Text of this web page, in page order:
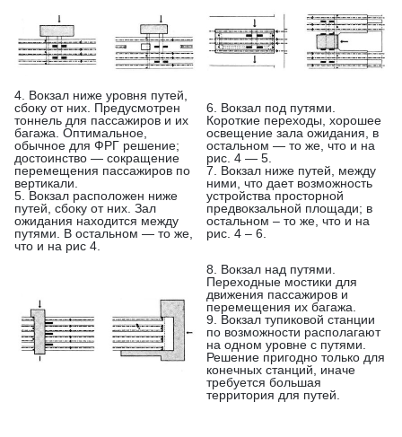
4. Вокзал ниже уровня путей,
сбоку от них. Предусмотрен
тоннель для пассажиров и их
багажа. Оптимальное,
обычное для ФРГ решение;
достоинство — сокращение
перемещения пассажиров по
вертикали.
5. Вокзал расположен ниже
путей, сбоку от них. Зал
ожидания находится между
путями. В остальном — то же,
что и на рис 4.
6. Вокзал под путями.
Короткие переходы, хорошее
освещение зала ожидания, в
остальном — то же, что и на
рис. 4 — 5.
7. Вокзал ниже путей, между
ними, что дает возможность
устройства просторной
предвокзальной площади; в
остальном – то же, что и на
рис. 4 – 6.
8. Вокзал над путями.
Переходные мостики для
движения пассажиров и
перемещения их багажа.
9. Вокзал тупиковой станции
по возможности располагают
на одном уровне с путями.
Решение пригодно только для
конечных станций, иначе
требуется большая
территория для путей.